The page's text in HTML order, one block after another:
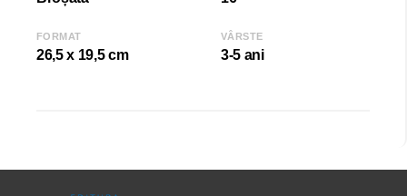
FORMAT
26,5 x 19,5 cm
VÂRSTE
3-5 ani